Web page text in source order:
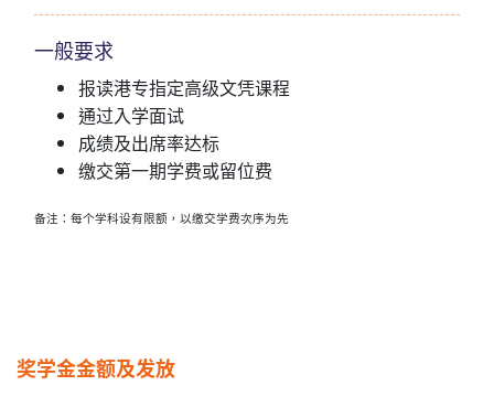
一般要求
报读港专指定高级文凭课程
通过入学面试
成绩及出席率达标
缴交第一期学费或留位费
备注：每个学科设有限额，以缴交学费次序为先
奖学金金额及发放